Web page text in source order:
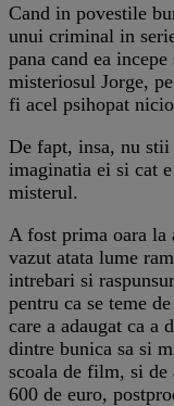
Cand in povestile
unui criminal in
pana cand ea
misteriosul Jorge,
fi acel psihopat
De fapt, insa, nu
imaginatia ei si cat
misterul.
A fost prima oara la
vazut atata lume
intrebari si
pentru ca se teme
care a adaugat ca a
dintre bunica sa si
scoala de film, si de
600 de euro,